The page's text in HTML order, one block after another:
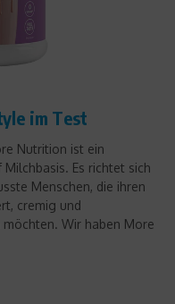
im Test
Nutrition ist ein
Es richtet sich
Menschen, die ihren
cremig und
Wir haben More